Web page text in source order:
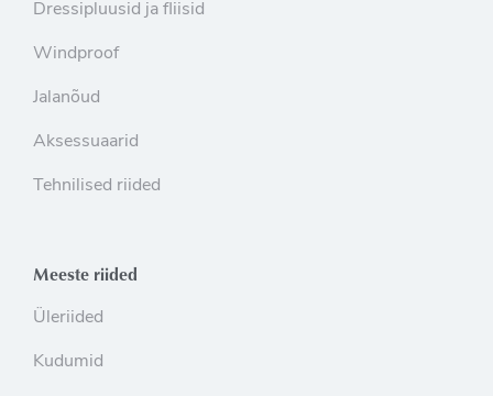
Dressipluusid ja fliisid
Windproof
Jalanõud
Aksessuaarid
Tehnilised riided
Meeste riided
Üleriided
Kudumid